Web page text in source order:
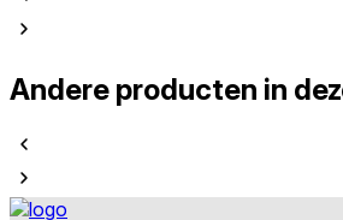
Andere producten in